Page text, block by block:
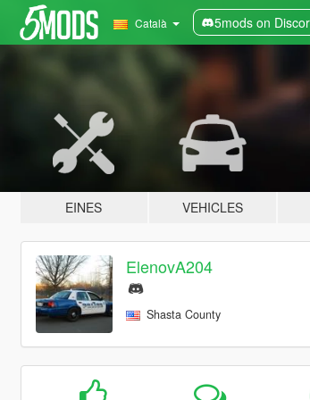
Català 5mods on
EINES VEHICLES
ElenovA204
Shasta County